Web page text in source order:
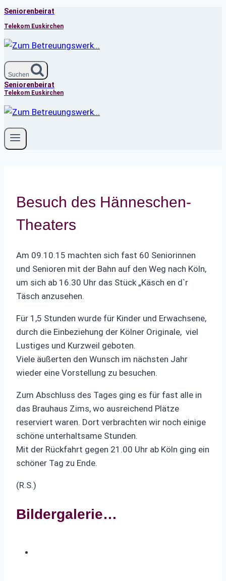
Zum
Inhalt
springen
Seniorenbeirat
Telekom Euskirchen
Suchen
Seniorenbeirat
Telekom Euskirchen
Besuch des Hänneschen-
Theaters
Am 09.10.15 machten sich fast 60 Seniorinnen
und Senioren mit der Bahn auf den Weg nach Köln,
um sich ab 16.30 Uhr das Stück „Käsch en d`r
Täsch anzusehen.
Für 1,5 Stunden wurde für Kinder und Erwachsene,
durch die Einbeziehung der Kölner Originale, viel
Lustiges und Kurzweil geboten.
Viele äußerten den Wunsch im nächsten Jahr
wieder eine Vorstellung zu besuchen.
Zum Abschluss des Tages ging es für fast alle in
das Brauhaus Zims, wo ausreichend Plätze
reserviert waren. Dort verbrachten wir noch einige
schöne unterhaltsame Stunden.
Mit der Rückfahrt gegen 21.00 Uhr ab Köln ging ein
schöner Tag zu Ende.
(R.S.)
Bildergalerie…